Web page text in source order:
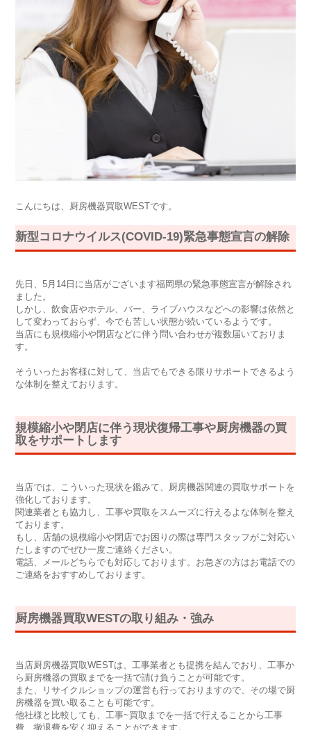
こんにちは、厨房機器買取WESTです。
新型コロナウイルス(COVID-19)緊急事態宣言の解除
先日、5月14日に当店がございます福岡県の緊急事態宣言が解除され
ました。
しかし、飲食店やホテル、バー、ライブハウスなどへの影響は依然と
して変わっておらず、今でも苦しい状態が続いているようです。
当店にも規模縮小や閉店などに伴う問い合わせが複数届いておりま
す。
そういったお客様に対して、当店でもできる限りサポートできるよう
な体制を整えております。
規模縮小や閉店に伴う現状復帰工事や厨房機器の買
取をサポートします
当店では、こういった現状を鑑みて、厨房機器関連の買取サポートを
強化しております。
関連業者とも協力し、工事や買取をスムーズに行えるよな体制を整え
ております。
もし、店舗の規模縮小や閉店でお困りの際は専門スタッフがご対応い
たしますのでぜひ一度ご連絡ください。
電話、メールどちらでも対応しております。お急ぎの方はお電話での
ご連絡をおすすめしております。
厨房機器買取WESTの取り組み・強み
当店厨房機器買取WESTは、工事業者とも提携を結んでおり、工事か
ら厨房機器の買取までを一括で請け負うことが可能です。
また、リサイクルショップの運営も行っておりますので、その場で厨
房機器を買い取ることも可能です。
他社様と比較しても、工事~買取までを一括で行えることから工事
費、撤退費を安く抑えることができます。